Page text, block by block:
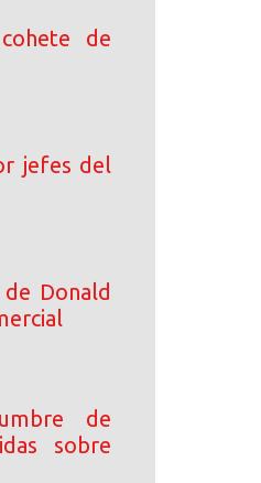
de
jefes del
Donald
de
sobre